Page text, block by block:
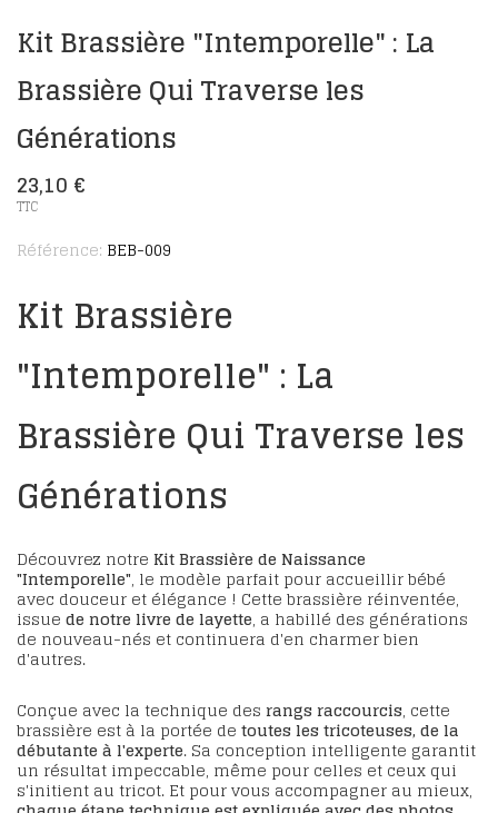
Kit Brassière "Intemporelle" : La
Brassière Qui Traverse les
Générations
23,10 €
TTC
Référence: BEB-009
Kit Brassière
"Intemporelle" : La
Brassière Qui Traverse les
Générations
Découvrez notre Kit Brassière de Naissance
"Intemporelle", le modèle parfait pour accueillir bébé
avec douceur et élégance ! Cette brassière réinventée,
issue de notre livre de layette, a habillé des générations
de nouveau-nés et continuera d'en charmer bien
d'autres.
Conçue avec la technique des rangs raccourcis, cette
brassière est à la portée de toutes les tricoteuses, de la
débutante à l'experte. Sa conception intelligente garantit
un résultat impeccable, même pour celles et ceux qui
s'initient au tricot. Et pour vous accompagner au mieux,